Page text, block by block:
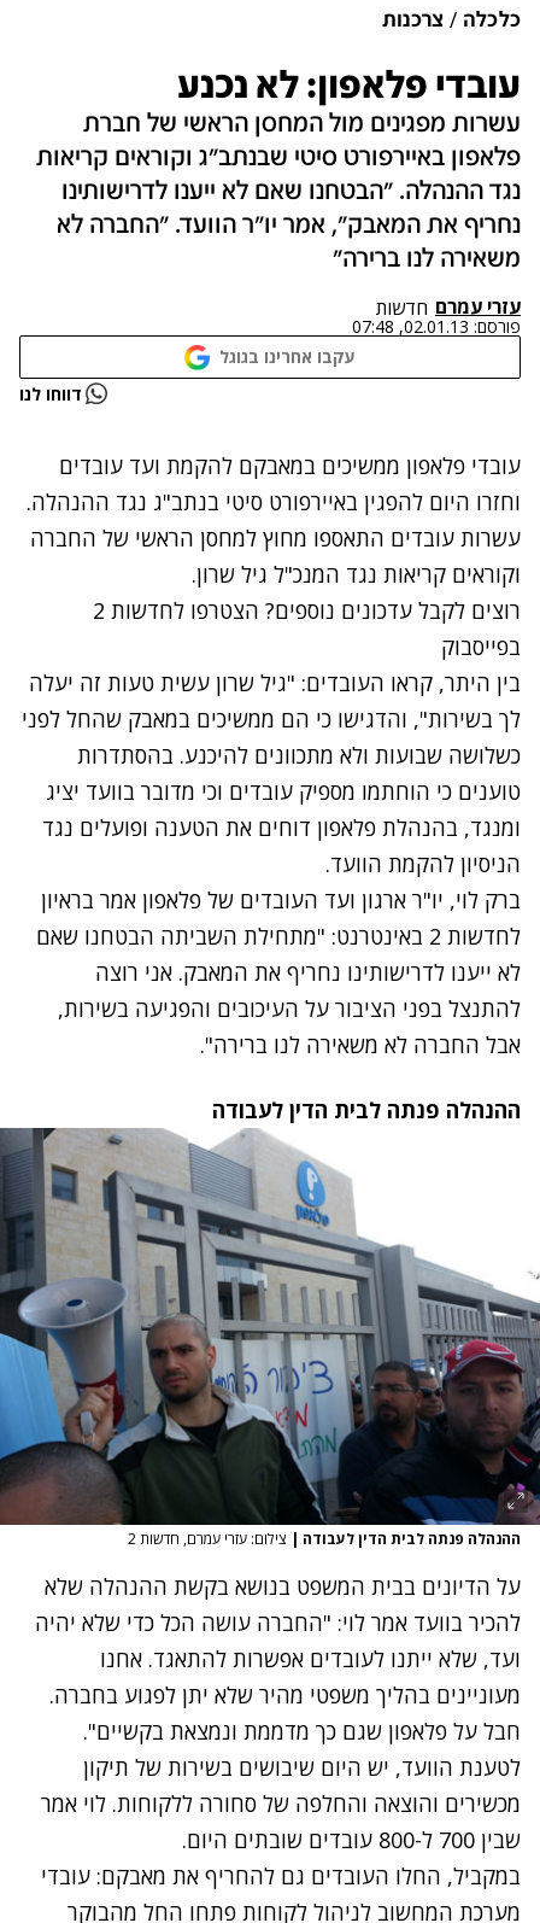
כלכלה צרכנות
עובדי פלאפון: לא נכנע
עשרות מפגינים מול המחסן הראשי של חברת
פלאפון באיירפורט סיטי שבנתב"ג וקוראים קריאות
נגד ההנהלה. "הבטחנו שאם לא ייענו לדרישותינו
נחריף את המאבק", אמר יו"ר הוועד. "החברה לא
משאירה לנו ברירה"
עזרי עמרם חדשות
פורסם: 02.01.13, 07:48
עקבו אחרינו בגוגל
נתקלנו בבעיה דווחו לנו
עובדי פלאפון ממשיכים במאבקם להקמת ועד עובדים
וחזרו היום להפגין באיירפורט סיטי בנתב"ג נגד ההנהלה.
עשרות עובדים התאספו מחוץ למחסן הראשי של החברה
וקוראים קריאות נגד המנכ"ל גיל שרון.
רוצים לקבל עדכונים נוספים? הצטרפו לחדשות 2
בפייסבוק
בין היתר, קראו העובדים: "גיל שרון עשית טעות זה יעלה
לך בשירות", והדגישו כי הם ממשיכים במאבק שהחל לפני
כשלושה שבועות ולא מתכוונים להיכנע. בהסתדרות
טוענים כי הוחתמו מספיק עובדים וכי מדובר בוועד יציג
ומנגד, בהנהלת פלאפון דוחים את הטענה ופועלים נגד
הניסיון להקמת הוועד.
ברק לוי, יו"ר ארגון ועד העובדים של פלאפון אמר בראיון
לחדשות 2 באינטרנט: "מתחילת השביתה הבטחנו שאם
לא ייענו לדרישותינו נחריף את המאבק. אני רוצה
להתנצל בפני הציבור על העיכובים והפגיעה בשירות,
אבל החברה לא משאירה לנו ברירה".
ההנהלה פנתה לבית הדין לעבודה
ההנהלה פנתה לבית הדין לעבודה | צילום: עזרי עמרם, חדשות 2
על הדיונים בבית המשפט בנושא בקשת ההנהלה שלא
להכיר בוועד אמר לוי: "החברה עושה הכל כדי שלא יהיה
ועד, שלא ייתנו לעובדים אפשרות להתאגד. אחנו
מעוניינים בהליך משפטי מהיר שלא יתן לפגוע בחברה.
חבל על פלאפון שגם כך מדממת ונמצאת בקשיים".
לטענת הוועד, יש היום שיבושים בשירות של תיקון
מכשירים והוצאה והחלפה של סחורה ללקוחות. לוי אמר
שבין 700 ל-800 עובדים שובתים היום.
במקביל, החלו העובדים גם להחריף את מאבקם: עובדי
מערכת המחשוב לניהול לקוחות פתחו החל מהבוקר